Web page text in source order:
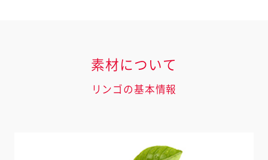
素材について
リンゴの基本情報